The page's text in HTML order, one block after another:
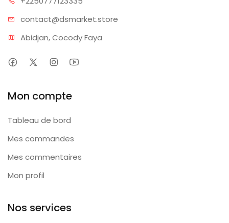
contact@dsmarket.store
Abidjan, Cocody Faya
Mon compte
Tableau de bord
Mes commandes
Mes commentaires
Mon profil
Nos services